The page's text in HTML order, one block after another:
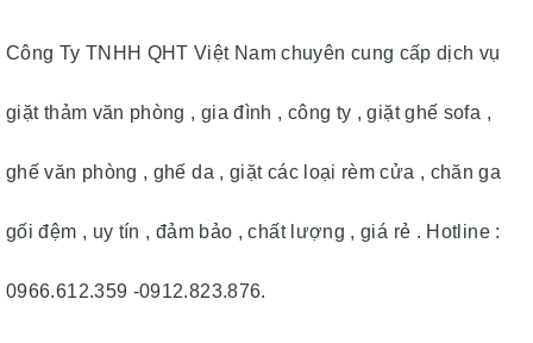
Công Ty TNHH QHT Việt Nam chuyên cung cấp dịch vụ
giặt thảm văn phòng , gia đình , công ty , giặt ghế sofa ,
ghế văn phòng , ghế da , giặt các loại rèm cửa , chăn ga
gối đệm , uy tín , đảm bảo , chất lượng , giá rẻ . Hotline :
0966.612.359 -0912.823.876.